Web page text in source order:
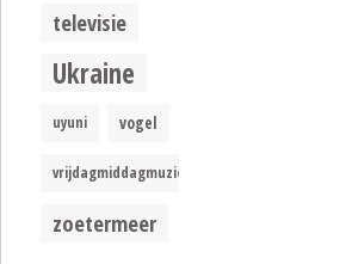
televisie
Ukraine
uyuni vogel
vrijdagmiddagmuziek
zoetermeer